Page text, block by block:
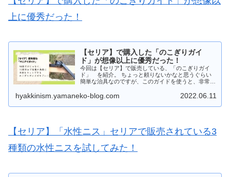
上に優秀だった！
【セリア】で購入した「のこぎりガイ
ド」が想像以上に優秀だった！
今回は【セリア】で販売している、「のこぎりガイ
ド」 を紹介。 ちょっと頼りないかなと思うぐらい
簡単な治具なのですが、このガイドを使うと、非常に
ていたらDIYで苦労しなかっただろうなと思わせてく
れる商品です。
hyakkinism.yamaneko-blog.com 2022.06.11
【セリア】「水性ニス」セリアで販売されている3
種類の水性ニスを試してみた！